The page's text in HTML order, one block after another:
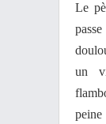
Le
un